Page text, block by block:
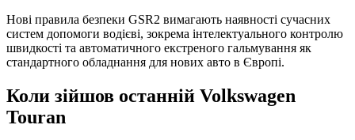
Нові правила безпеки GSR2 вимагають наявності сучасних
систем допомоги водієві, зокрема інтелектуального контролю
швидкості та автоматичного екстреного гальмування як
стандартного обладнання для нових авто в Європі.
Коли зійшов останній Volkswagen
Touran